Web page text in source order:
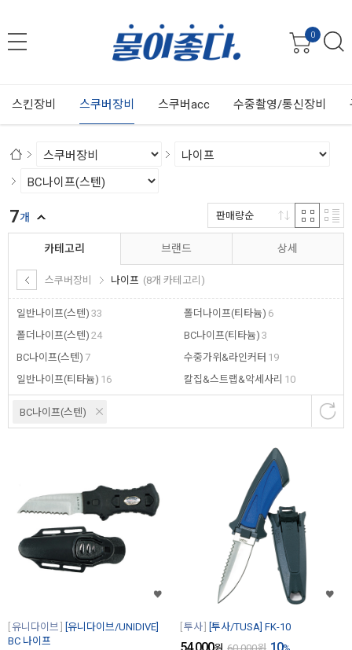
0
스킨장비 스쿠버장비 스쿠버acc 수중촬영/통신장비
카테고리
스쿠버장비 나이프 (8개 카테고리)
일반나이프(스텐) 33
폴더나이프(스텐) 24
BC나이프(스텐) 7
일반나이프(티타늄) 16
폴더나이프(티타늄) 6
BC나이프(티타늄) 3
수중가위&라인커터 19
칼집&스트랩&악세사리 10
브랜드 상세
BC나이프(스텐)
7개 판매량순
유니다이브
[유니다이브/UNIDIVE]
BC 나이프
투사 [투사/TUSA] FK-10